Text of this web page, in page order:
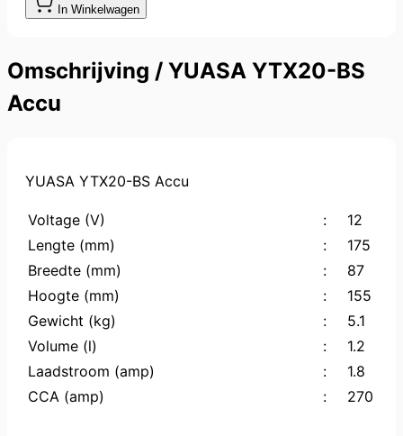
In Winkelwagen
Omschrijving / YUASA YTX20-BS
Accu
YUASA YTX20-BS Accu
Voltage (V) :
12
Lengte (mm)
:
175
Breedte (mm)
:
87
Hoogte (mm)
:
155
Gewicht (kg)
:
5.1
Volume (l)
:
1.2
Laadstroom (amp)
:
1.8
CCA (amp)
: 270